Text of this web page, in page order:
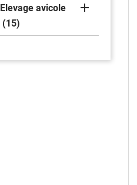
Elevage avicole
(15)
